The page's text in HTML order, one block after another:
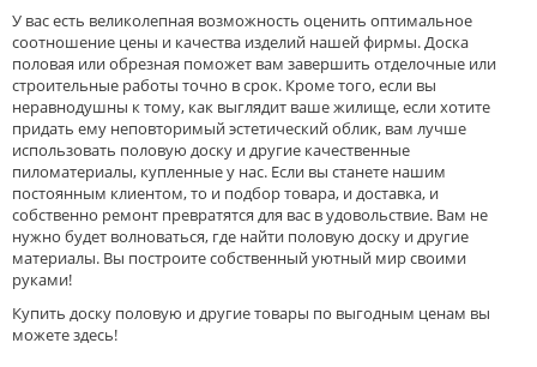
У вас есть великолепная возможность оценить оптимальное
соотношение цены и качества изделий нашей фирмы. Доска
половая или обрезная поможет вам завершить отделочные или
строительные работы точно в срок. Кроме того, если вы
неравнодушны к тому, как выглядит ваше жилище, если хотите
придать ему неповторимый эстетический облик, вам лучше
использовать половую доску и другие качественные
пиломатериалы, купленные у нас. Если вы станете нашим
постоянным клиентом, то и подбор товара, и доставка, и
собственно ремонт превратятся для вас в удовольствие. Вам не
нужно будет волноваться, где найти половую доску и другие
материалы. Вы построите собственный уютный мир своими
руками!
Купить доску половую и другие товары по выгодным ценам вы
можете здесь!